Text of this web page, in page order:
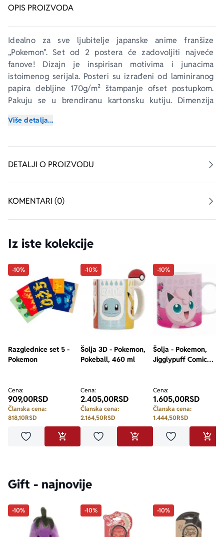
OPIS PROIZVODA
Idealno za sve ljubitelje japanske anime franšize
„Pokemon". Set od 2 postera će zadovoljiti najveće
fanove! Dizajn je inspirisan motivima i junacima
istoimenog serijala. Posteri su izrađeni od laminiranog
papira debljine 170g/m² štampanje ofset postupkom.
Pakuju se u brendiranu kartonsku kutiju. Dimenzija
Više detalja...
DETALJI O PROIZVODU
KOMENTARI (0)
Iz iste kolekcije
-10%
Razglednice set 5 -
Pokemon
Cena:
909,00RSD
Članska cena:
818,10RSD
Dodaj u omiljeneDODAJ U KORPU
-10%
Šolja 3D - Pokemon,
Pokeball, 460 ml
Cena:
2.405,00RSD
Članska cena:
2.164,50RSD
Dodaj u omiljeneDODAJ U KORPU
-10%
Šolja - Pokemon,
Jigglypuff Comic
Cena:
1.605,00RSD
Članska cena:
1.444,50RSD
Dodaj u
Gift - najnovije
-10% -10% -10%